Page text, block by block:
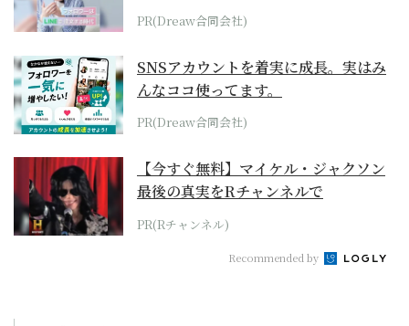
PR(Dreaw合同会社)
SNSアカウントを着実に成長。実はみ
んなココ使ってます。
PR(Dreaw合同会社)
【今すぐ無料】マイケル・ジャクソン
最後の真実をRチャンネルで
PR(Rチャンネル)
Recommended by